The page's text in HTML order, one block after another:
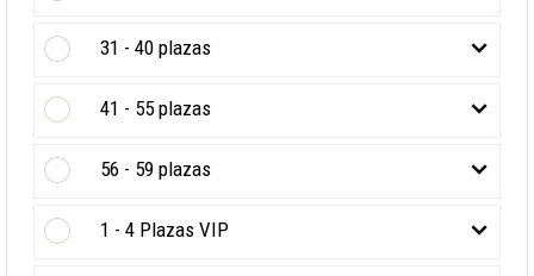
31 - 40 plazas
41 - 55 plazas
56 - 59 plazas
1 - 4 Plazas VIP